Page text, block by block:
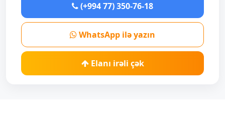
(+994 77) 350-76-18
WhatsApp ilə yazın
Elanı irəli çək